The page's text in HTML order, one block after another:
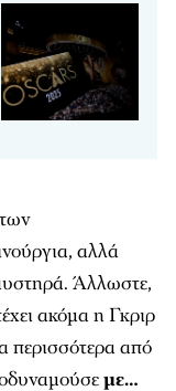
αλλά
Άλλωστε,
ακόμα η Γκριρ
περισσότερα από
με…